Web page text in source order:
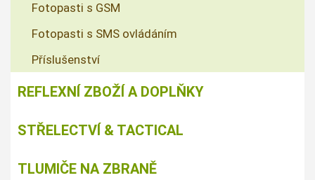
Fotopasti s GSM
Fotopasti s SMS ovládáním
Příslušenství
REFLEXNÍ ZBOŽÍ A DOPLŇKY
STŘELECTVÍ & TACTICAL
TLUMIČE NA ZBRANĚ